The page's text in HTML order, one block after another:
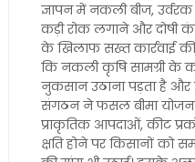
ज्ञापन में नकली बीज,
कड़ी रोक लगाने और दोषी
के खिलाफ सख्त कार्रवाई
कि नकली कृषि सामग्री के
नुकसान उठाना पड़ता है और
संगठन ने फसल बीमा
प्राकृतिक आपदाओं, कीट
क्षति होने पर किसानों को